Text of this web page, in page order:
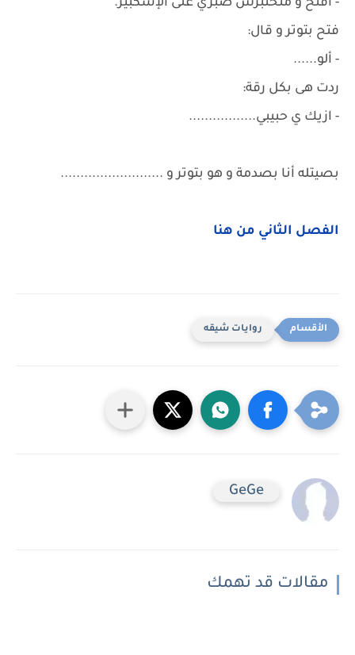
- افتح و متختبرش صبري على الإسكبير.
فتح بتوتر و قال:
- ألو......
ردت هى بكل رقة:
- ازيك ي حبيبي.................
بصيتله أنا بصدمة و هو بتوتر و ..........................
الفصل الثاني من هنا
روايات شيقه
GeGe
مقالات قد تهمك